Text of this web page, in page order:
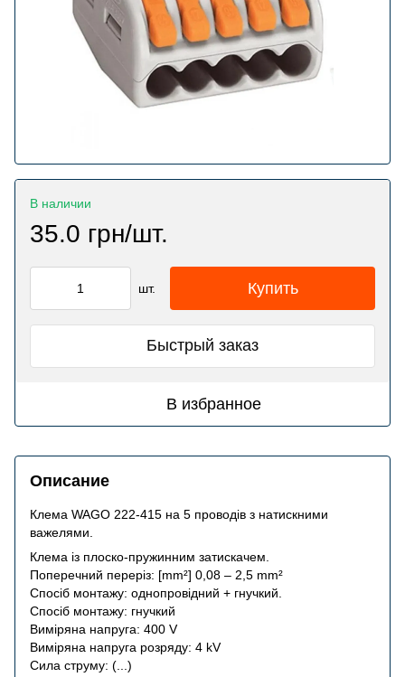
В наличии
35.0 грн/шт.
шт. Купить
Быстрый заказ
В избранное
Описание
Клема WAGO 222-415 на 5 проводів з натискними
важелями.
Клема із плоско-пружинним затискачем.
Поперечний переріз: [mm²] 0,08 – 2,5 mm²
Спосіб монтажу: однопровідний + гнучкий.
Спосіб монтажу: гнучкий
Виміряна напруга: 400 V
Виміряна напруга розряду: 4 kV
Сила струму: (...)